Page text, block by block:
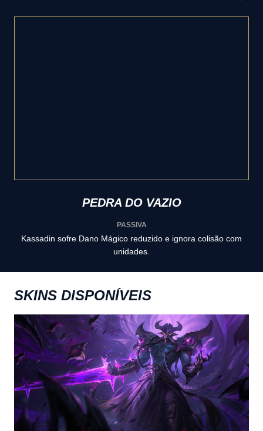
PEDRA DO VAZIO
PASSIVA
Kassadin sofre Dano Mágico reduzido e ignora colisão com
unidades.
SKINS DISPONÍVEIS